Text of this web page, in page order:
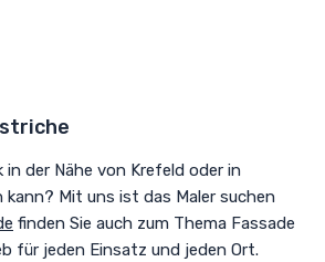
der Nähe von Krefeld oder in
kann? Mit uns ist das Maler suchen
finden Sie auch zum Thema Fassade
für jeden Einsatz und jeden Ort.